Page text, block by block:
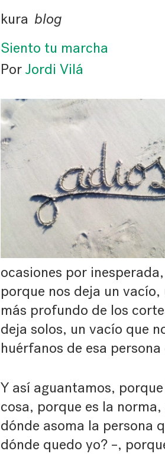
kura blog
Siento tu marcha
Por Jordi Vilá
ocasiones por
porque nos deja un
más profundo de los
deja solos, un vacío que
huérfanos de esa persona
Y así aguantamos,
cosa, porque es la
dónde asoma la persona
dónde quedo yo? –,